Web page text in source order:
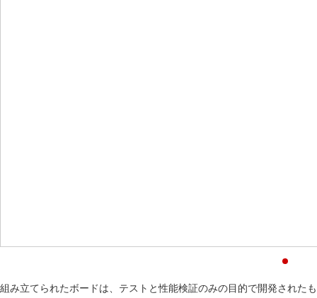
組み立てられたボードは、テストと性能検証のみの目的で開発された